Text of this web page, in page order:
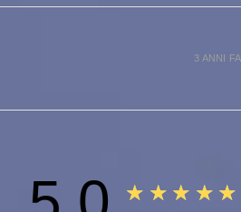
3 ANNI FA
★★★★★